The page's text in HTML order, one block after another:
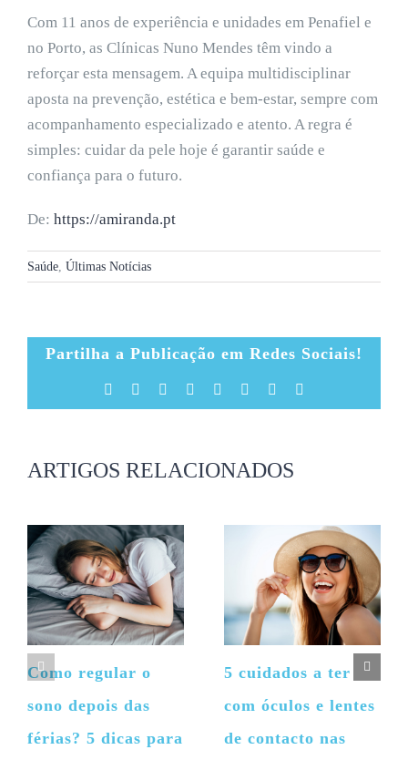
Com 11 anos de experiência e unidades em Penafiel e
no Porto, as Clínicas Nuno Mendes têm vindo a
reforçar esta mensagem. A equipa multidisciplinar
aposta na prevenção, estética e bem-estar, sempre com
acompanhamento especializado e atento. A regra é
simples: cuidar da pele hoje é garantir saúde e
confiança para o futuro.
De: https://amiranda.pt
Saúde Últimas Notícias
Partilha a Publicação em Redes Sociais!
Facebook Reddit LinkedIn
TumblrPinterest
ARTIGOS RELACIONADOS
Como regular o
sono depois das
férias? 5 dicas para
5 cuidados a ter
com óculos e lentes
de contacto nas